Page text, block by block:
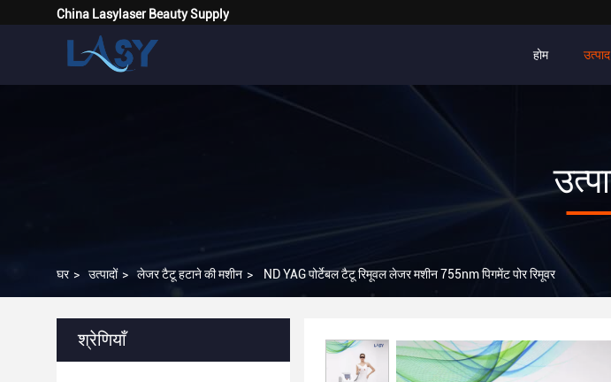
China Lasylaser Beauty Supply
होम उत्पाद
घर > उत्पादों > लेजर टैटू हटाने की मशीन > ND YAG पोर्टेबल टैटू रिमूवल लेजर मशीन 755nm पिगमेंट पोर रिमूवर
श्रेणियाँ